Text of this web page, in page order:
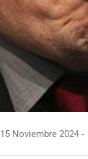
15 Noviembre 2024